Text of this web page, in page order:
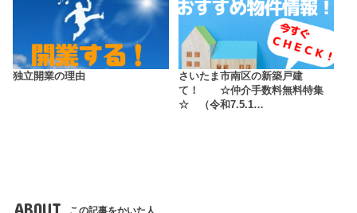
独立開業の理由
さいたま市南区の新築戸建
て！ ☆仲介手数料無料特集
☆ （令和7.5.1…
ABOUT